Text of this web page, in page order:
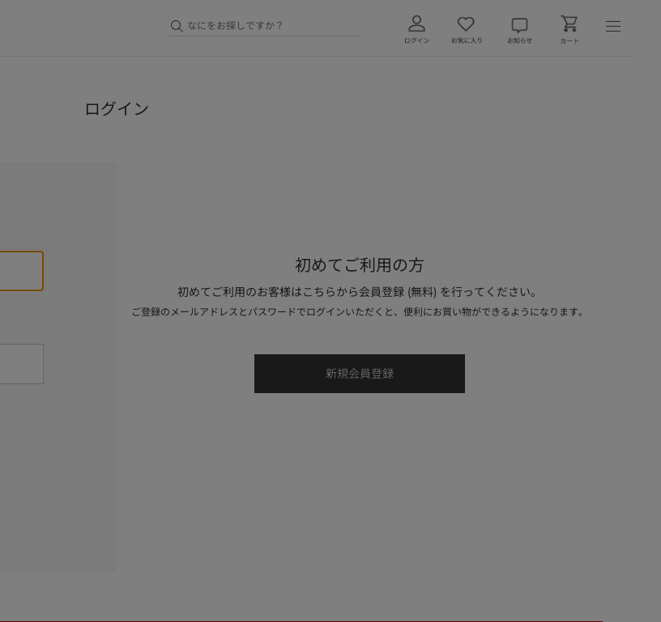
ログイン
初めてご利用の方
初めてご利用のお客様はこちらから会員登録 (無料) を行ってください。
ご登録のメールアドレスとパスワードでログインいただくと、便利にお買い物ができるようになります。